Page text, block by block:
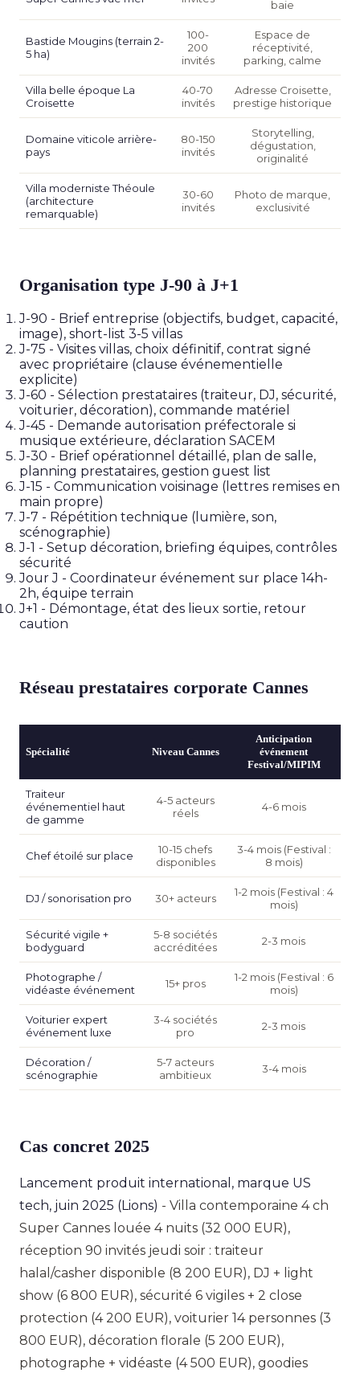
baie
Bastide Mougins (terrain 2-
5 ha)
100-
200
invités
Espace de
réceptivité,
parking, calme
Villa belle époque La
Croisette
40-70
invités
Adresse Croisette,
prestige historique
Domaine viticole arrière-
pays
80-150
invités
Storytelling,
dégustation,
originalité
Villa moderniste Théoule
(architecture
remarquable)
30-60
invités
Photo de marque,
exclusivité
Organisation type J-90 à J+1
J-90 - Brief entreprise (objectifs, budget, capacité,
image), short-list 3-5 villas
J-75 - Visites villas, choix définitif, contrat signé
avec propriétaire (clause événementielle
explicite)
J-60 - Sélection prestataires (traiteur, DJ, sécurité,
voiturier, décoration), commande matériel
J-45 - Demande autorisation préfectorale si
musique extérieure, déclaration SACEM
J-30 - Brief opérationnel détaillé, plan de salle,
planning prestataires, gestion guest list
J-15 - Communication voisinage (lettres remises en
main propre)
J-7 - Répétition technique (lumière, son,
scénographie)
J-1 - Setup décoration, briefing équipes, contrôles
sécurité
Jour J - Coordinateur événement sur place 14h-
2h, équipe terrain
J+1 - Démontage, état des lieux sortie, retour
caution
Réseau prestataires corporate Cannes
Spécialité Niveau Cannes
Anticipation
événement
Festival/MIPIM
Traiteur
événementiel haut
de gamme
4-5 acteurs
réels
4-6 mois
Chef étoilé sur place
10-15 chefs
disponibles
3-4 mois (Festival :
8 mois)
DJ / sonorisation pro 30+ acteurs
1-2 mois (Festival : 4
mois)
Sécurité vigile +
bodyguard
5-8 sociétés
accréditées
2-3 mois
Photographe /
vidéaste événement
15+ pros
1-2 mois (Festival : 6
mois)
Voiturier expert
événement luxe
3-4 sociétés
pro
2-3 mois
Décoration /
scénographie
5-7 acteurs
ambitieux
3-4 mois
Cas concret 2025
Lancement produit international, marque US
tech, juin 2025 (Lions) - Villa contemporaine 4 ch
Super Cannes louée 4 nuits (32 000 EUR),
réception 90 invités jeudi soir : traiteur
halal/casher disponible (8 200 EUR), DJ + light
show (6 800 EUR), sécurité 6 vigiles + 2 close
protection (4 200 EUR), voiturier 14 personnes (3
800 EUR), décoration florale (5 200 EUR),
photographe + vidéaste (4 500 EUR), goodies